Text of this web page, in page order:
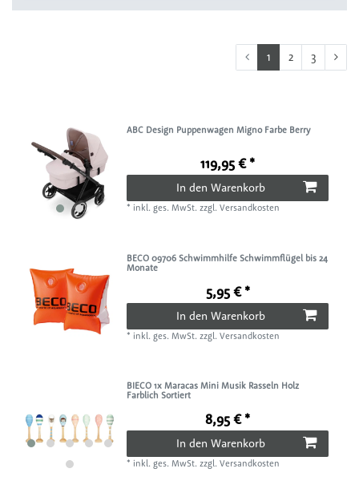
1 2 3
ABC Design Puppenwagen Migno Farbe Berry
119,95 € *
In den Warenkorb
* inkl. ges. MwSt. zzgl.Versandkosten
BECO 09706 Schwimmhilfe Schwimmflügel bis 24
Monate
5,95 € *
In den Warenkorb
* inkl. ges. MwSt. zzgl.Versandkosten
BIECO 1x Maracas Mini Musik Rasseln Holz
Farblich Sortiert
8,95 € *
In den Warenkorb
* inkl. ges. MwSt. zzgl.Versandkosten